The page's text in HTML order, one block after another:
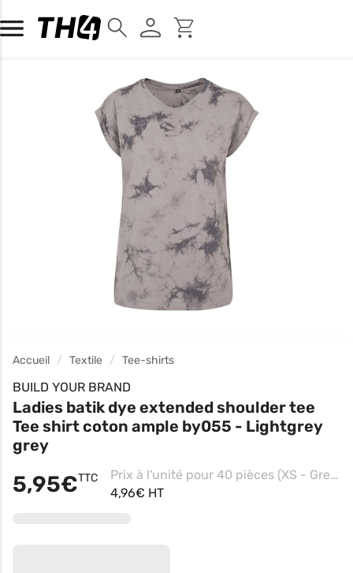
Accueil Textile Tee-shirts
BUILD YOUR BRAND
Ladies batik dye extended shoulder tee
Tee shirt coton ample by055 - Lightgrey
grey
5,95€TTC
Prix à l'unité pour 40 pièces (XS - Grey Darkgrey)
4,96€ HT